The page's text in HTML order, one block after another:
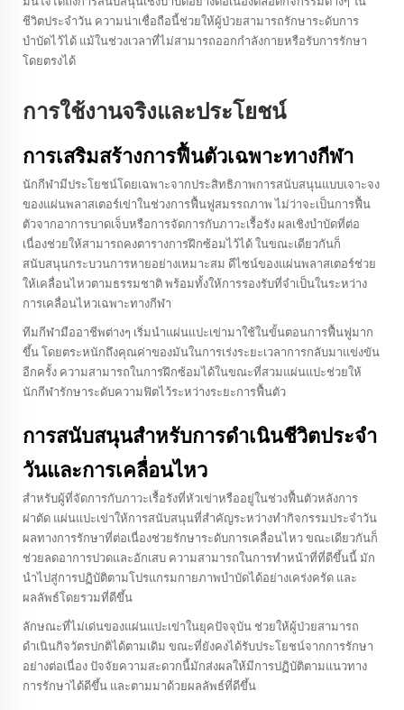
ชีวิตประจำวัน ความน่าเชื่อถือนี้ช่วยให้ผู้ป่วยสามารถรักษาระดับการ
บำบัดไว้ได้ แม้ในช่วงเวลาที่ไม่สามารถออกกำลังกายหรือรับการรักษา
โดยตรงได้
การใช้งานจริงและประโยชน์
การเสริมสร้างการฟื้นตัวเฉพาะทางกีฬา
นักกีฬามีประโยชน์โดยเฉพาะจากประสิทธิภาพการสนับสนุนแบบเจาะจง
ของแผ่นพลาสเตอร์เข่าในช่วงการฟื้นฟูสมรรถภาพ ไม่ว่าจะเป็นการฟื้น
ตัวจากอาการบาดเจ็บหรือการจัดการกับภาวะเรื้อรัง ผลเชิงบำบัดที่ต่อ
เนื่องช่วยให้สามารถคงตารางการฝึกซ้อมไว้ได้ ในขณะเดียวกันก็
สนับสนุนกระบวนการหายอย่างเหมาะสม ดีไซน์ของแผ่นพลาสเตอร์ช่วย
ให้เคลื่อนไหวตามธรรมชาติ พร้อมทั้งให้การรองรับที่จำเป็นในระหว่าง
การเคลื่อนไหวเฉพาะทางกีฬา
ทีมกีฬามืออาชีพต่างๆ เริ่มนำแผ่นแปะเข่ามาใช้ในขั้นตอนการฟื้นฟูมาก
ขึ้น โดยตระหนักถึงคุณค่าของมันในการเร่งระยะเวลาการกลับมาแข่งขัน
อีกครั้ง ความสามารถในการฝึกซ้อมได้ในขณะที่สวมแผ่นแปะช่วยให้
นักกีฬารักษาระดับความฟิตไว้ระหว่างระยะการฟื้นตัว
การสนับสนุนสำหรับการดำเนินชีวิตประจำ
วันและการเคลื่อนไหว
สำหรับผู้ที่จัดการกับภาวะเรื้อรังที่หัวเข่าหรืออยู่ในช่วงฟื้นตัวหลังการ
ผ่าตัด แผ่นแปะเข่าให้การสนับสนุนที่สำคัญระหว่างทำกิจกรรมประจำวัน
ผลทางการรักษาที่ต่อเนื่องช่วยรักษาระดับการเคลื่อนไหว ขณะเดียวกันก็
ช่วยลดอาการปวดและอักเสบ ความสามารถในการทำหน้าที่ที่ดีขึ้นนี้ มัก
นำไปสู่การปฏิบัติตามโปรแกรมกายภาพบำบัดได้อย่างเคร่งครัด และ
ผลลัพธ์โดยรวมที่ดีขึ้น
ลักษณะที่ไม่เด่นของแผ่นแปะเข่าในยุคปัจจุบัน ช่วยให้ผู้ป่วยสามารถ
ดำเนินกิจวัตรปกติได้ตามเดิม ขณะที่ยังคงได้รับประโยชน์จากการรักษา
อย่างต่อเนื่อง ปัจจัยความสะดวกนี้มักส่งผลให้มีการปฏิบัติตามแนวทาง
การรักษาได้ดีขึ้น และตามมาด้วยผลลัพธ์ที่ดีขึ้น